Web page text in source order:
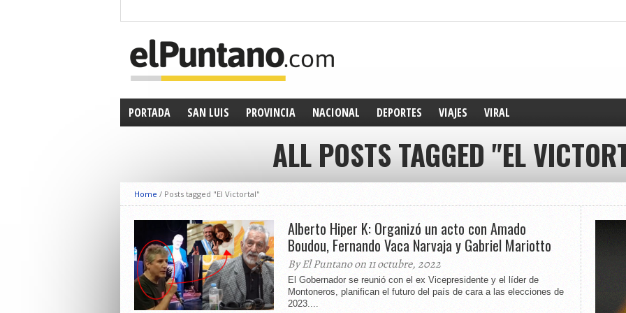
PORTADA SAN LUIS PROVINCIA NACIONAL DEPORTES VIAJES VIRAL
ALL POSTS TAGGED "EL
Home / Posts tagged "El Victortal"
Alberto Hiper K: Organizó un acto con Amado
Boudou, Fernando Vaca Narvaja y Gabriel Mariotto
By El Puntano on 11 octubre, 2022
El Gobernador se reunió con el ex Vicepresidente y el líder de
Montoneros, planifican el futuro del país de cara a las elecciones de
2023....